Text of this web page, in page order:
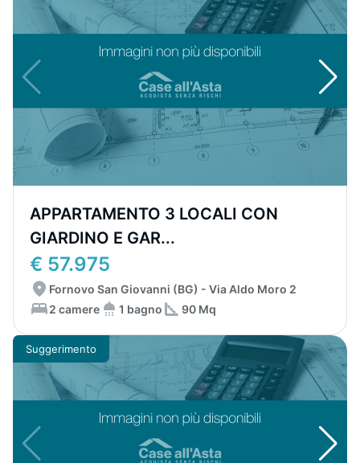
APPARTAMENTO 3 LOCALI CON
GIARDINO E GAR...
€ 57.975
Fornovo San Giovanni (BG) - Via Aldo Moro 2
2 camere
1 bagno 90 Mq
Suggerimento